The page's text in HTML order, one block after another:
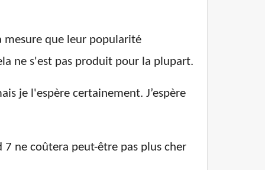
mesure que leur popularité
ne s'est pas produit pour la plupart.
je l'espère certainement. J’espère
7 ne coûtera peut-être pas plus cher